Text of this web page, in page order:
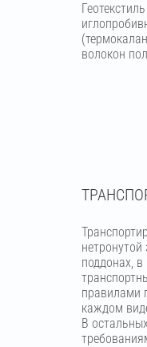
волокон
поддонах,
правилами
каждом
В